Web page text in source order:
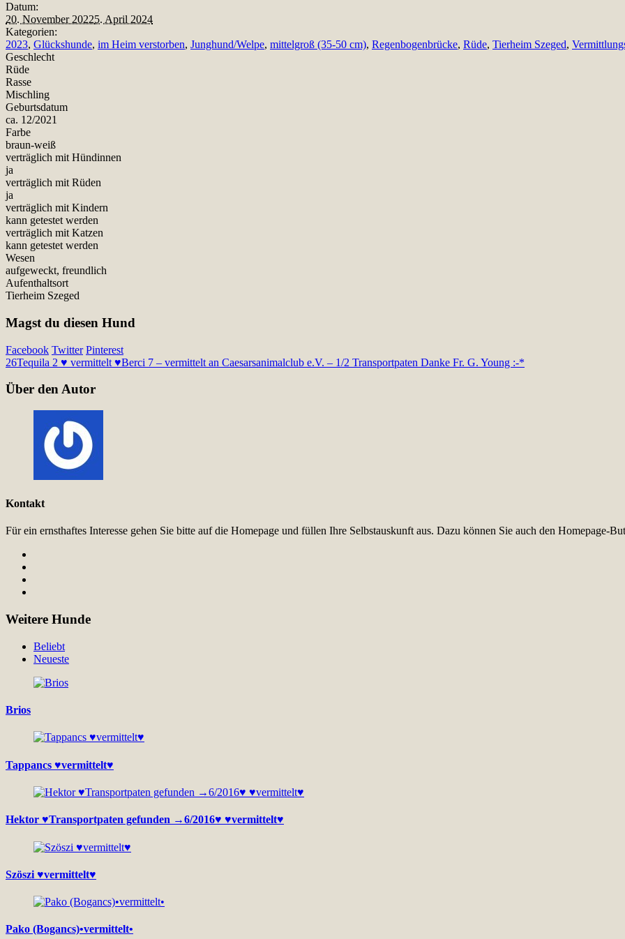
Datum:
20. November 20225. April 2024
Kategorien:
2023, Glückshunde, im Heim verstorben, Junghund/Welpe, mittelgroß (35-50 cm), Regenbogenbrücke, Rüde, Tierheim Szeged,
Geschlecht
Rüde
Rasse
Mischling
Geburtsdatum
ca. 12/2021
Farbe
braun-weiß
verträglich mit Hündinnen
ja
verträglich mit Rüden
ja
verträglich mit Kindern
kann getestet werden
verträglich mit Katzen
kann getestet werden
Wesen
aufgeweckt, freundlich
Aufenthaltsort
Tierheim Szeged
Magst du diesen Hund
Facebook Twitter Pinterest
26Tequila 2 ♥ vermittelt ♥Berci 7 – vermittelt an Caesarsanimalclub e.V. – 1/2 Transportpaten Danke Fr. G. Young :-*
Über den Autor
Kontakt
Für ein ernsthaftes Interesse gehen Sie bitte auf die Homepage und füllen Ihre Selbstauskunft aus. Dazu können Sie auch den Homepage-
Weitere Hunde
Beliebt
Neueste
Brios
Tappancs ♥vermittelt♥
Hektor ♥Transportpaten gefunden →6/2016♥ ♥vermittelt♥
Szöszi ♥vermittelt♥
Pako (Bogancs)•vermittelt•